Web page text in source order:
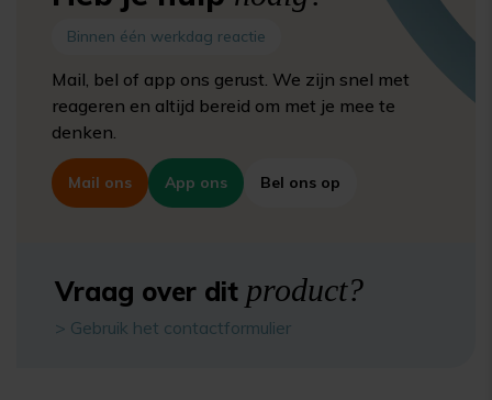
Binnen één werkdag reactie
Mail, bel of app ons gerust. We zijn snel met
reageren en altijd bereid om met je mee te
denken.
Mail ons App ons Bel ons op
Vraag over dit product?
> Gebruik het contactformulier